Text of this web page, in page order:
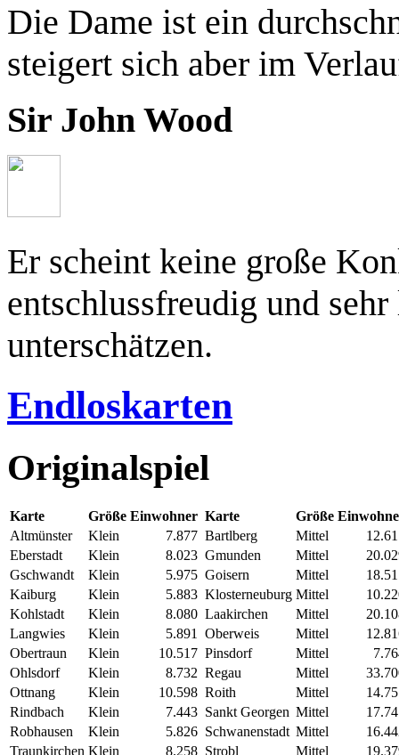
Die Dame ist ein
steigert sich aber im
Sir John Wood
Er scheint keine große
entschlussfreudig und
unterschätzen.
Endloskarten
Originalspiel
Karte Größe Einwohner Karte Größe
Altmünster
Klein 7.877 Bartlberg Mittel
Eberstadt
Klein 8.023 Gmunden Mittel
Gschwandt
Klein 5.975 Goisern Mittel
Kaiburg
Klein 5.883 Klosterneuburg Mittel
Kohlstadt
Klein 8.080 Laakirchen Mittel
Langwies
Klein 5.891 Oberweis Mittel
Obertraun
Klein 10.517 Pinsdorf Mittel
Ohlsdorf
Klein 8.732 Regau Mittel
Ottnang
Klein 10.598 Roith Mittel
Rindbach
Klein 7.443 Sankt Georgen Mittel
Robhausen
Klein 5.826 Schwanenstadt Mittel
Traunkirchen Klein 8.258 Strobl Mittel